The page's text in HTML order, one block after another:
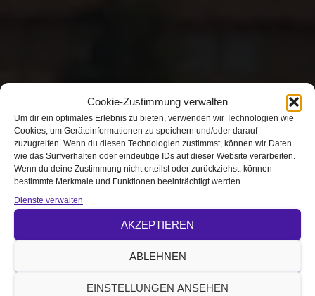
Cookie-Zustimmung verwalten
Um dir ein optimales Erlebnis zu bieten, verwenden wir Technologien wie
Cookies, um Geräteinformationen zu speichern und/oder darauf
zuzugreifen. Wenn du diesen Technologien zustimmst, können wir Daten
wie das Surfverhalten oder eindeutige IDs auf dieser Website verarbeiten.
Wenn du deine Zustimmung nicht erteilst oder zurückziehst, können
bestimmte Merkmale und Funktionen beeinträchtigt werden.
Dienste verwalten
AKZEPTIEREN
ABLEHNEN
EINSTELLUNGEN ANSEHEN
Willkommen bei den
Evangelischen
Innenstadtkirchen in
Ansbach
Wir sind die Innenstadtgemeinde der